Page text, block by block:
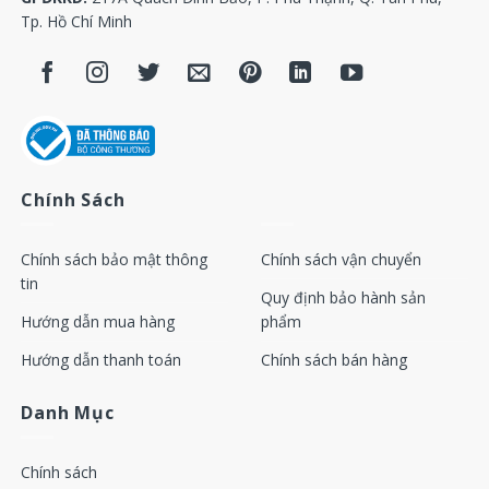
Applications
Vehicle front wheels
Conveyor rolls
Trailer wheels
Tp. Hồ Chí Minh
Chính Sách
Chính sách bảo mật thông
tin
Hướng dẫn mua hàng
Hướng dẫn thanh toán
Chính sách vận chuyển
Quy định bảo hành sản
phẩm
Chính sách bán hàng
Danh Mục
Chính sách